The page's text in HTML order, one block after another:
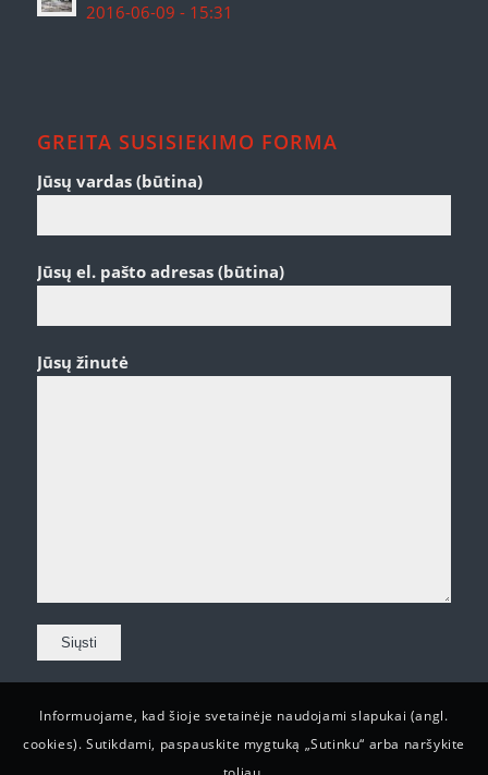
2016-06-09 - 15:31
GREITA SUSISIEKIMO FORMA
Jūsų vardas (būtina)
Jūsų el. pašto adresas (būtina)
Jūsų žinutė
Informuojame, kad šioje svetainėje naudojami slapukai (angl.
cookies). Sutikdami, paspauskite mygtuką „Sutinku“ arba naršykite